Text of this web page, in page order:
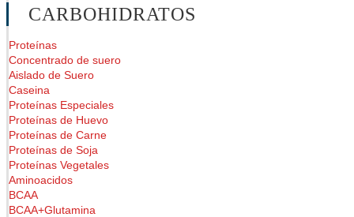
CARBOHIDRATOS
Proteínas
Concentrado de suero
Aislado de Suero
Caseina
Proteínas Especiales
Proteínas de Huevo
Proteínas de Carne
Proteínas de Soja
Proteínas Vegetales
Aminoacidos
BCAA
BCAA+Glutamina